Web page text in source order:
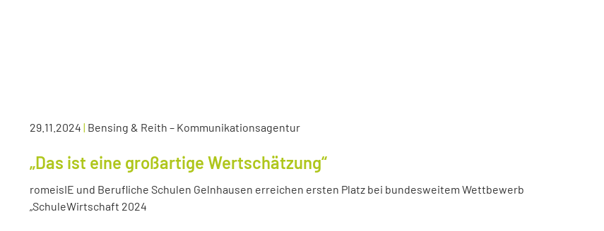
29.11.2024 | Bensing & Reith – Kommunikationsagentur
„Das ist eine großartige Wertschätzung“
romeisIE und Berufliche Schulen Gelnhausen erreichen ersten Platz bei bundesweitem Wettbewerb
„SchuleWirtschaft 2024